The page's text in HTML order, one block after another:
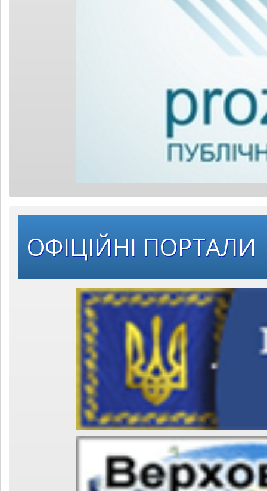
ОФІЦІЙНІ ПОРТАЛИ